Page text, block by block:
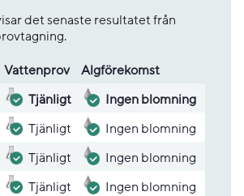
det senaste resultatet från
Vatten­prov
Alg­före­komst
Tjänligt
Ingen blomning
Tjänligt
Ingen blomning
Tjänligt
Ingen blomning
Tjänligt
Ingen blomning